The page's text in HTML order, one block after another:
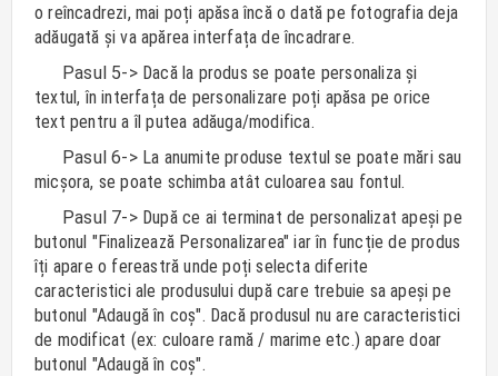
o reîncadrezi, mai poți apăsa încă o dată pe fotografia deja
adăugată și va apărea interfața de încadrare.
Pasul 5->Dacă la produs se poate personaliza și
textul, în interfața de personalizare poți apăsa pe orice
text pentru a îl putea adăuga/modifica.
Pasul 6->La anumite produse textul se poate mări sau
micșora, se poate schimba atât culoarea sau fontul.
Pasul 7->După ce ai terminat de personalizat apeși pe
butonul "Finalizează Personalizarea" iar în funcție de produs
îți apare o fereastră unde poți selecta diferite
caracteristici ale produsului după care trebuie sa apeși pe
butonul "Adaugă în coș". Dacă produsul nu are caracteristici
de modificat (ex: culoare ramă / marime etc.) apare doar
butonul "Adaugă în coș".